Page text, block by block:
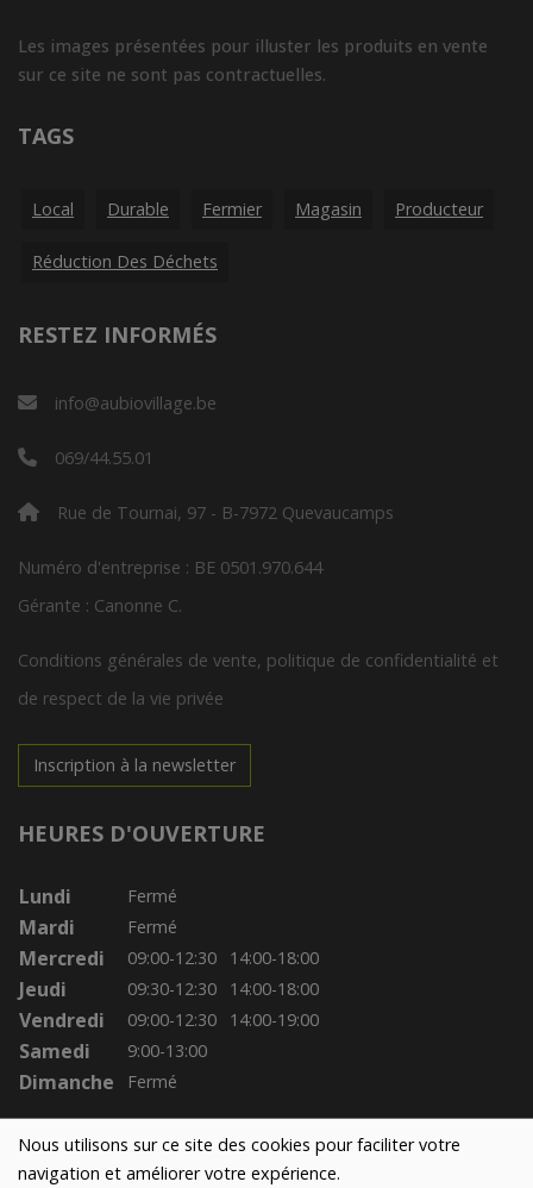
Nous utilisons sur ce site des cookies pour faciliter votre
navigation et améliorer votre expérience.
Les images présentées pour illuster les produits en vente
sur ce site ne sont pas contractuelles.
TAGS
Local Durable Fermier Magasin Producteur
Réduction Des Déchets
RESTEZ INFORMÉS
info@aubiovillage.be
069/44.55.01
Rue de Tournai, 97 - B-7972 Quevaucamps
Numéro d'entreprise : BE 0501.970.644
Gérante : Canonne C.
Conditions générales de vente, politique de confidentialité et
de respect de la vie privée
Inscription à la newsletter
HEURES D'OUVERTURE
Lundi Fermé
Mardi Fermé
Mercredi 09:00-12:30 14:00-18:00
Jeudi 09:30-12:30 14:00-18:00
Vendredi 09:00-12:30 14:00-19:00
Samedi 9:00-13:00
Dimanche Fermé